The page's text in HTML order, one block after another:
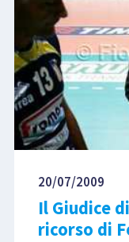
20/07/2009
Il Giudice
ricorso di